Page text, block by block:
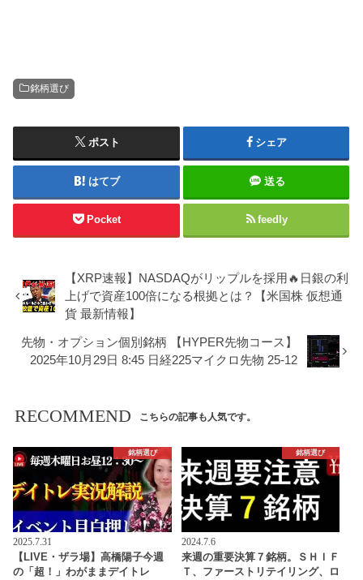
銘柄選び
ポスト シェア
はてブ 送る
Pocket feedly
【XRP速報】NASDAQがリップルを採用🔥日銀の利
上げで資産100倍になる根拠とは？【米国株 仮想通
貨 最新情報】
先物・オプション個別銘柄 【HYPER先物コース】
2025年10月29日 8:45 日経225マイクロ先物 25-12
RECOMMEND こちらの記事も人気です。
銘柄選び
2025.7.31
【LIVE・ザラ場】高橋陽子今週
の「超！」わがままデイトレ
銘柄選び
2024.7.6
来週の重要決算７銘柄。ＳＨＩＦ
Ｔ、ファーストリテイリング、ロ